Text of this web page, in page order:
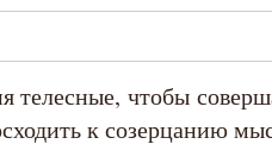
телесные, чтобы
к созерцанию